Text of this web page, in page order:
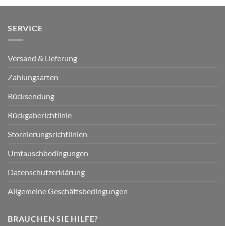
SERVICE
Versand & Lieferung
Zahlungsarten
Rücksendung
Rückgaberichtlinie
Stornierungsrichtlinien
Umtauschbedingungen
Datenschutzerklärung
Allgemeine Geschäftsbedingungen
BRAUCHEN SIE HILFE?